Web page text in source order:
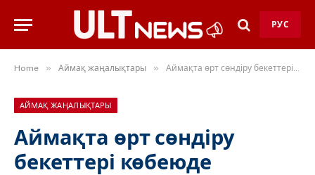
РУС
Home » Аймақ жаңалықтары » Аймақта өрт сөндіру бекеттері көбеюде
АЙМАҚ ЖАҢАЛЫҚТАРЫ
Аймақта өрт сөндіру
бекеттері көбеюде